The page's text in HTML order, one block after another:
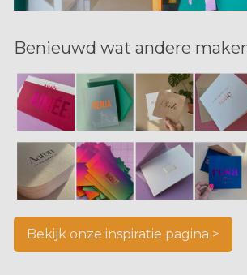
Benieuwd wat andere
Bekijk onze inspiratie pagina >